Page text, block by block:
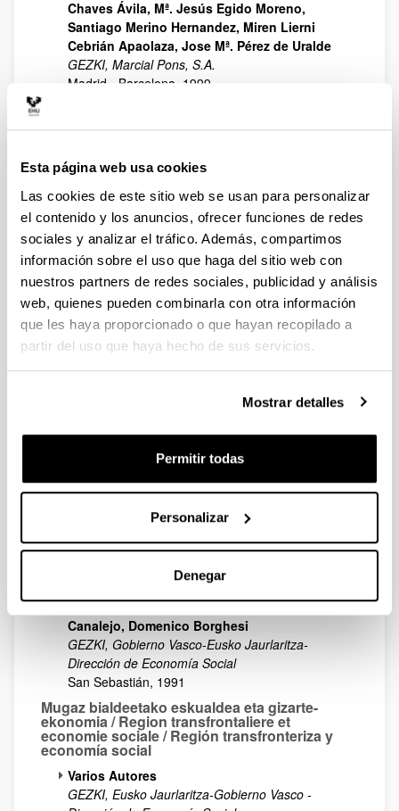
Esta página web usa cookies
Las cookies de este sitio web se usan para personalizar
el contenido y los anuncios, ofrecer funciones de redes
sociales y analizar el tráfico. Además, compartimos
información sobre el uso que haga del sitio web con
nuestros partners de redes sociales, publicidad y análisis
web, quienes pueden combinarla con otra información
que les haya proporcionado o que hayan recopilado a
partir del uso que haya hecho de sus servicios.
Mostrar detalles
Permitir todas
Personalizar
Denegar
Chaves Ávila, Mª. Jesús Egido Moreno,
Santiago Merino Hernandez, Miren Lierni
Cebrián Apaolaza, Jose Mª. Pérez de Uralde
GEZKI, Marcial Pons, S.A.
Madrid - Barcelona, 1999
Cooperativas de Crédito en la Comunidad
futuro / Kreditu kooperatibak Euskal
etorkizuneko erronkak
Mª. Jesus Egido Moreno
Consejo Superior de Cooperativas de Euskadi,
GEZKI
San Sebastián, 1999
Social Economy and Social Participations: The
Ways of the Basques
Varios Autores: IIS Conference 1995
Marcial Pons .GEZKI, Eusko Jaurlaritza-Gobierno
Vasco- Dirección de Economía Social
San Sebastián - Madrid, 1996
El Cooperativismo Vasco y el año 2000
apaolaza, Santiago Merino Hernandez,Pilar
Rodriguez Alvarez, Jose Mª. Perez de Uralde
Madrid, 1995
IV Encuentros Cooperativos de la Universidad
Arbitrales de las Sociedades Cooperativas
Luis Iriazabal Pérez, Juan Luis Gómez
Colomer, Fernando Pantaleón, Narciso Paz
Canalejo, Domenico Borghesi
GEZKI, Gobierno Vasco-Eusko Jaurlaritza-
Dirección de Economía Social
San Sebastián, 1991
Mugaz bialdeetako eskualdea eta gizarte-
ekonomia / Region transfrontaliere et
economie sociale / Región transfronteriza y
economía social
Varios Autores
GEZKI, Eusko Jaurlaritza-Gobierno Vasco -